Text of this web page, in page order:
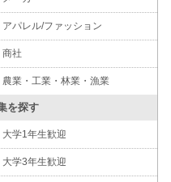
アパレル/ファッション
商社
農業・工業・林業・漁業
を探す
大学1年生歓迎
大学3年生歓迎